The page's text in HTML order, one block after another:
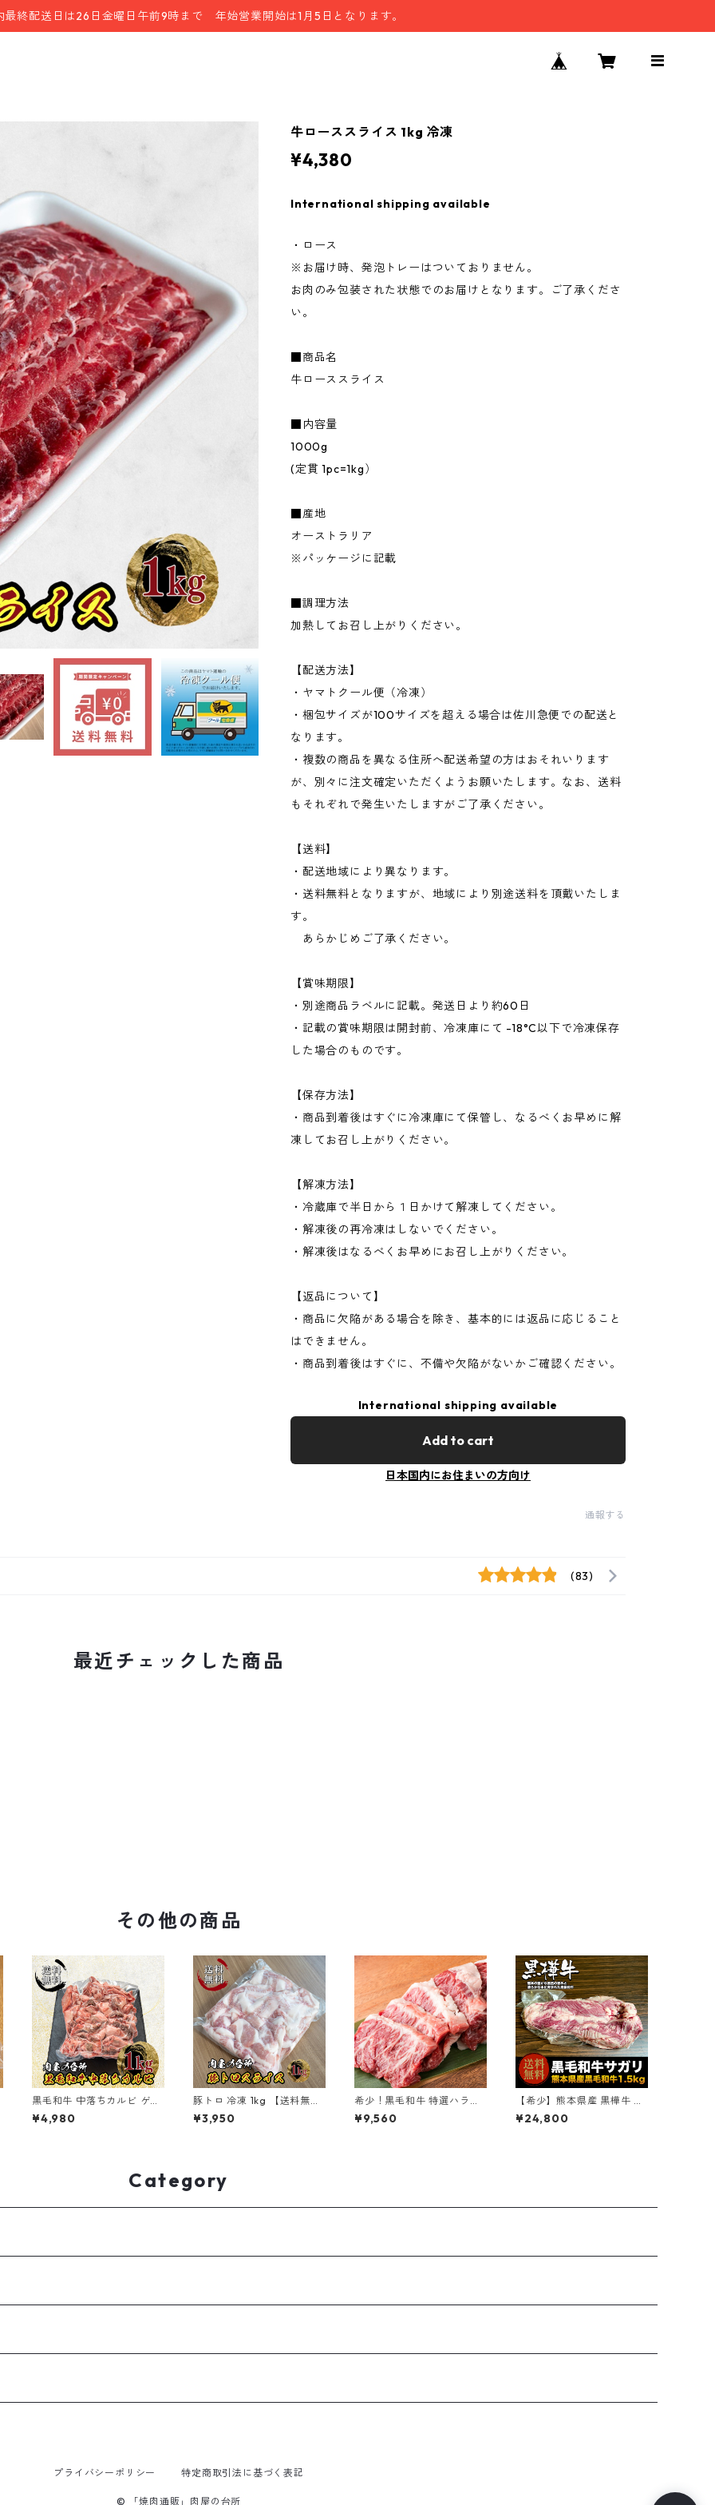
最終配送日は26日金曜日午前9時まで 年始営業開始は1月5日となります。
牛ローススライス 1kg 冷凍
¥4,380
International shipping available
・ロース
※お届け時、発泡トレーはついておりません。
お肉のみ包装された状態でのお届けとなります。ご了承くださ
い。
■商品名
牛ローススライス
■内容量
1000g
(定貫 1pc=1kg）
■産地
オーストラリア
※パッケージに記載
■調理方法
加熱してお召し上がりください。
【配送方法】
・ヤマトクール便（冷凍）
・梱包サイズが100サイズを超える場合は佐川急便での配送と
なります。
・複数の商品を異なる住所へ配送希望の方はおそれいります
が、別々に注文確定いただくようお願いたします。なお、送料
もそれぞれで発生いたしますがご了承ください。
【送料】
・配送地域により異なります。
・送料無料となりますが、地域により別途送料を頂戴いたしま
す。
あらかじめご了承ください。
【賞味期限】
・別途商品ラベルに記載。発送日より約60日
・記載の賞味期限は開封前、冷凍庫にて -18°C以下で冷凍保存
した場合のものです。
【保存方法】
・商品到着後はすぐに冷凍庫にて保管し、なるべくお早めに解
凍してお召し上がりください。
【解凍方法】
・冷蔵庫で半日から１日かけて解凍してください。
・解凍後の再冷凍はしないでください。
・解凍後はなるべくお早めにお召し上がりください。
【返品について】
・商品に欠陥がある場合を除き、基本的には返品に応じること
はできません。
・商品到着後はすぐに、不備や欠陥がないかご確認ください。
International shipping available
Add to cart
日本国内にお住まいの方向け
通報する
(83)
最近チェックした商品
その他の商品
黒毛和牛 中落ちカルビ ゲタ
カルビ 1kg 冷凍 【送料無
料】
¥4,980
豚トロ 冷凍 1kg 【送料無
料】
¥3,950
希少！黒毛和牛 特選ハラミ
黒樺牛 600g
¥9,560
【希少】熊本県産 黒樺牛 サ
ガリ（真空パック）1.3kg~1.
7kg前後 不定貫 冷凍
¥24,800
Category
プライバシーポリシー 特定商取引法に基づく表記
© 「焼肉通販」肉屋の台所